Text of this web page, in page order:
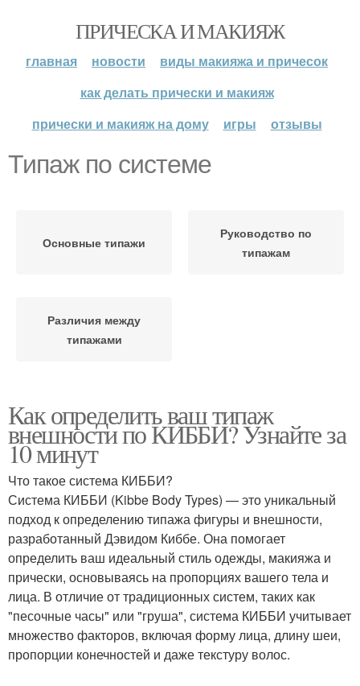
ПРИЧЕСКА И МАКИЯЖ
главная новости
виды макияжа и причесок
как делать прически и макияж
прически и макияж на дому
игры отзывы
Типаж по системе
Основные типажи
Руководство по
типажам
Различия между
типажами
Как определить ваш типаж
внешности по КИББИ? Узнайте за
10 минут
Что такое система КИББИ?
Система КИББИ (Kibbe Body Types) — это уникальный
подход к определению типажа фигуры и внешности,
разработанный Дэвидом Киббе. Она помогает
определить ваш идеальный стиль одежды, макияжа и
прически, основываясь на пропорциях вашего тела и
лица. В отличие от традиционных систем, таких как
"песочные часы" или "груша", система КИББИ учитывает
множество факторов, включая форму лица, длину шеи,
пропорции конечностей и даже текстуру волос.